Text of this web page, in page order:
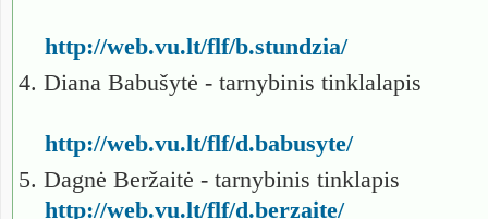
http://web.vu.lt/flf/b.stundzia/
4. Diana Babušytė - tarnybinis tinklalapis
http://web.vu.lt/flf/d.babusyte/
5. Dagnė Beržaitė - tarnybinis tinklapis
http://web.vu.lt/flf/d.berzaite/